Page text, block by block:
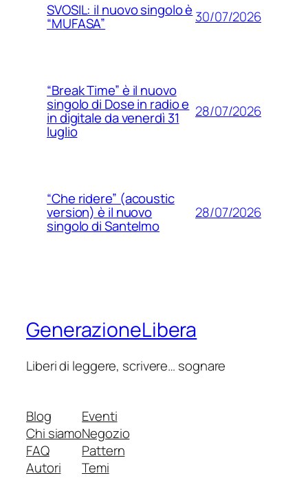
SVOSIL: il nuovo singolo è
“MUFASA” 30/07/2026
“Break Time” è il nuovo
singolo di Dose in radio e
in digitale da venerdì 31
luglio
28/07/2026
“Che ridere” (acoustic
version) è il nuovo
singolo di Santelmo
28/07/2026
GenerazioneLibera
Liberi di leggere, scrivere… sognare
Blog
Chi siamo
FAQ
Autori
Eventi
Negozio
Pattern
Temi